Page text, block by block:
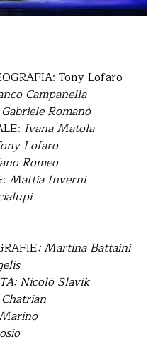
Tony Lofaro
Campanella
Gabriele Romanò
Ivana Matola
Lofaro
Romeo
Mattia Inverni
: Martina Battaini
Nicolò Slavik